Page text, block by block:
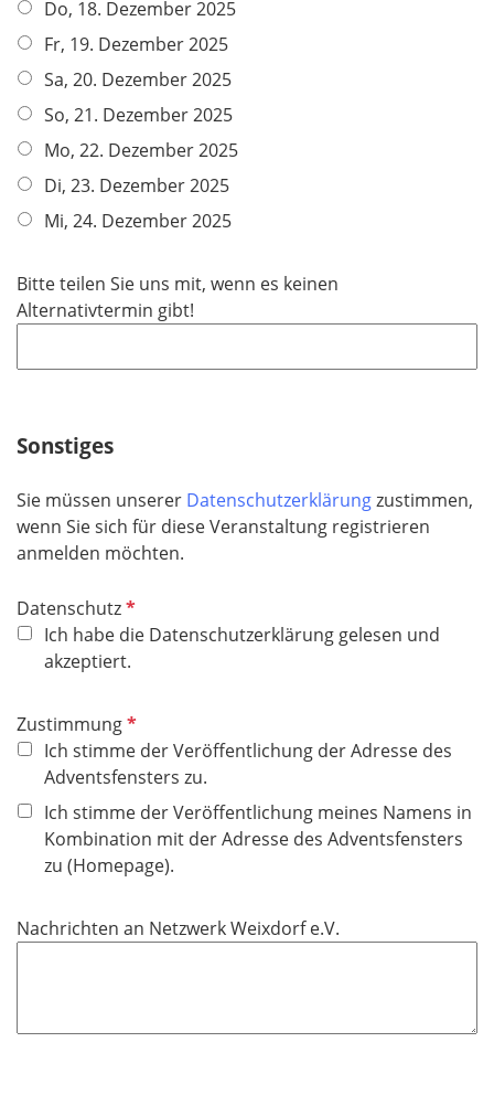
Do, 18. Dezember 2025
Fr, 19. Dezember 2025
Sa, 20. Dezember 2025
So, 21. Dezember 2025
Mo, 22. Dezember 2025
Di, 23. Dezember 2025
Mi, 24. Dezember 2025
Bitte teilen Sie uns mit, wenn es keinen
Alternativtermin gibt!
Sonstiges
Sie müssen unserer Datenschutzerklärungzustimmen,
wenn Sie sich für diese Veranstaltung registrieren
anmelden möchten.
DatenschutzP
f
l
c
h
e
l
d
Ich habe die Datenschutzerklärung gelesen und
akzeptiert.
ZustimmungP
f
l
c
t
e
Ich stimme der Veröffentlichung der Adresse des
Adventsfensters zu.
Ich stimme der Veröffentlichung meines Namens in
Kombination mit der Adresse des Adventsfensters
zu (Homepage).
Nachrichten an Netzwerk Weixdorf e.V.